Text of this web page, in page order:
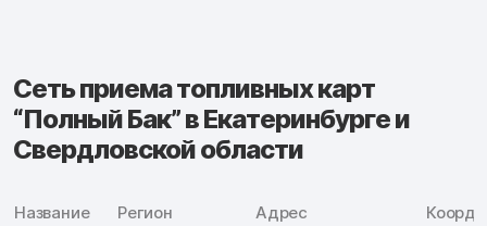
Сеть приема топливных карт
“Полный Бак” в Екатеринбурге и
Свердловской области
Название
Регион Адрес